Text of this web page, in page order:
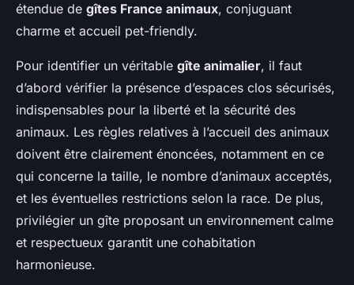
étendue de gîtes France animaux, conjuguant
charme et accueil pet-friendly.
Pour identifier un véritable gîte animalier, il faut
d’abord vérifier la présence d’espaces clos sécurisés,
indispensables pour la liberté et la sécurité des
animaux. Les règles relatives à l’accueil des animaux
doivent être clairement énoncées, notamment en ce
qui concerne la taille, le nombre d’animaux acceptés,
et les éventuelles restrictions selon la race. De plus,
privilégier un gîte proposant un environnement calme
et respectueux garantit une cohabitation
harmonieuse.